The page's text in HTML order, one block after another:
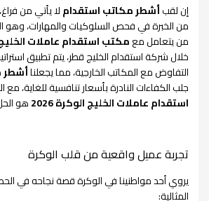
إن لقبأشطر مكاتب استقداملا يأتي من
من الخبرة في فحص السلوكيات والمهارات، وهو
من يتعامل معمكتب استقدام عاملات الخليج
خلال شركة استقدام الخليج قطر، يتم تطبيق
التفاوض مع المكاتب الخارجية، مما يجعلناأشطر
جلب الكفاءات النادرة بأسعار تنافسية للغاية، مع
استقدام عاملات الخليج الوكرة 2026
هو الحل
تجربة عميل واقعية من قلب الوكرة
يروي أحد مواطنينا في الوكرة قصة نجاحه في
المثالية: